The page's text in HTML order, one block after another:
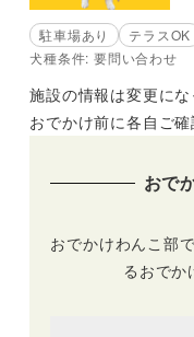
駐車場あり
テラスOK
犬種条件: 要問い合わせ
施設の情報は変更にな
おでかけ前に各自ご確
おで
おでかけわんこ部
るおでか